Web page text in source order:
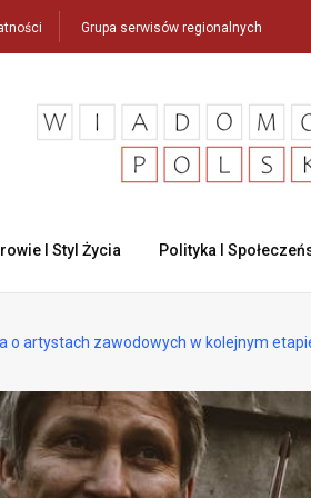
Grupa serwisów regionalnych
I Styl Życia Polityka I
o artystach zawodowych w kolejnym